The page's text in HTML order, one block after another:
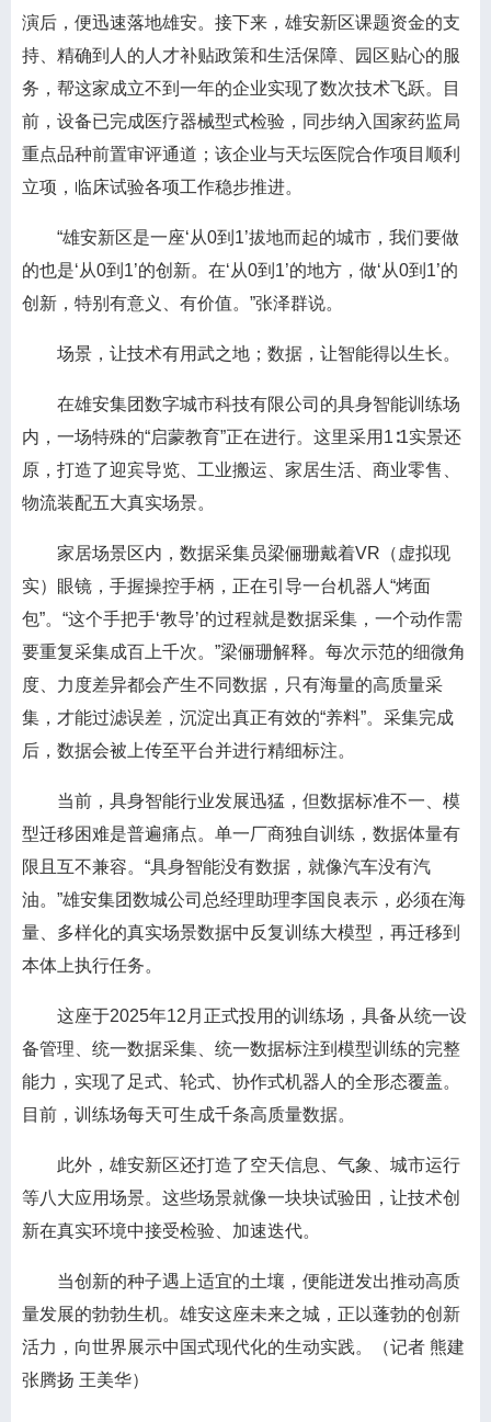
演后，便迅速落地雄安。接下来，雄安新区课题资金的支
持、精确到人的人才补贴政策和生活保障、园区贴心的服
务，帮这家成立不到一年的企业实现了数次技术飞跃。目
前，设备已完成医疗器械型式检验，同步纳入国家药监局
重点品种前置审评通道；该企业与天坛医院合作项目顺利
立项，临床试验各项工作稳步推进。
“雄安新区是一座‘从0到1’拔地而起的城市，我们要做
的也是‘从0到1’的创新。在‘从0到1’的地方，做‘从0到1’的
创新，特别有意义、有价值。”张泽群说。
场景，让技术有用武之地；数据，让智能得以生长。
在雄安集团数字城市科技有限公司的具身智能训练场
内，一场特殊的“启蒙教育”正在进行。这里采用1∶1实景还
原，打造了迎宾导览、工业搬运、家居生活、商业零售、
物流装配五大真实场景。
家居场景区内，数据采集员梁俪珊戴着VR（虚拟现
实）眼镜，手握操控手柄，正在引导一台机器人“烤面
包”。“这个手把手‘教导’的过程就是数据采集，一个动作需
要重复采集成百上千次。”梁俪珊解释。每次示范的细微角
度、力度差异都会产生不同数据，只有海量的高质量采
集，才能过滤误差，沉淀出真正有效的“养料”。采集完成
后，数据会被上传至平台并进行精细标注。
当前，具身智能行业发展迅猛，但数据标准不一、模
型迁移困难是普遍痛点。单一厂商独自训练，数据体量有
限且互不兼容。“具身智能没有数据，就像汽车没有汽
油。”雄安集团数城公司总经理助理李国良表示，必须在海
量、多样化的真实场景数据中反复训练大模型，再迁移到
本体上执行任务。
这座于2025年12月正式投用的训练场，具备从统一设
备管理、统一数据采集、统一数据标注到模型训练的完整
能力，实现了足式、轮式、协作式机器人的全形态覆盖。
目前，训练场每天可生成千条高质量数据。
此外，雄安新区还打造了空天信息、气象、城市运行
等八大应用场景。这些场景就像一块块试验田，让技术创
新在真实环境中接受检验、加速迭代。
当创新的种子遇上适宜的土壤，便能迸发出推动高质
量发展的勃勃生机。雄安这座未来之城，正以蓬勃的创新
活力，向世界展示中国式现代化的生动实践。（记者 熊建
张腾扬 王美华）